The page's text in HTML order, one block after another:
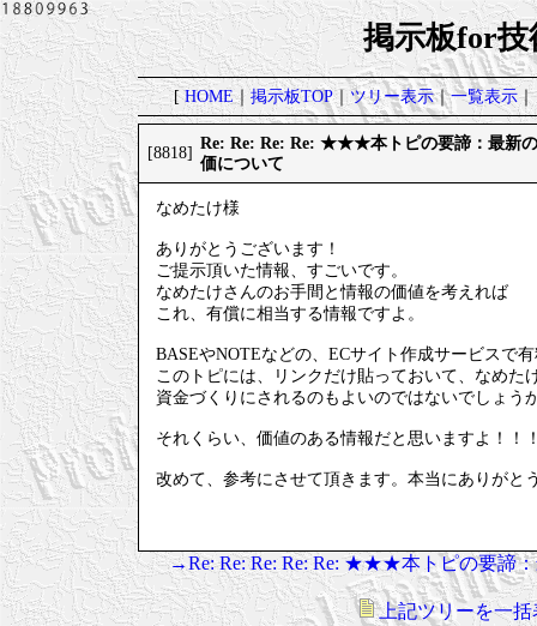
掲示板for技
[HOME｜掲示板TOP｜ツリー表示｜一覧表示｜
[8818]
Re: Re: Re: Re: ★★★本トピの要諦：最新
価について
なめたけ様
ありがとうございます！
ご提示頂いた情報、すごいです。
なめたけさんのお手間と情報の価値を考えれば
これ、有償に相当する情報ですよ。
BASEやNOTEなどの、ECサイト作成サービスで
このトピには、リンクだけ貼っておいて、なめた
資金づくりにされるのもよいのではないでしょう
それくらい、価値のある情報だと思いますよ！！
改めて、参考にさせて頂きます。本当にありがと
→Re: Re: Re: Re: Re: ★★★本トピの要諦
上記ツリーを一括